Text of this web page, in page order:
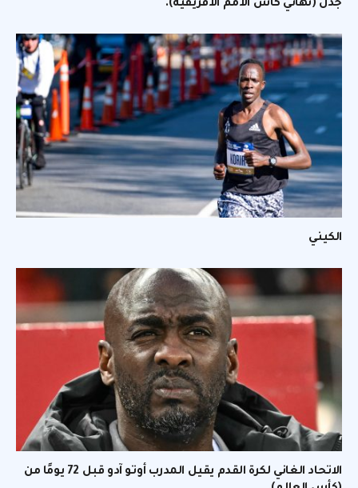
جدل (نهائي كأس الأمم الأفريقية).
الكيني
الاتحاد الغاني لكرة القدم يقيل المدرب أوتو آدو قبل 72 يومًا من